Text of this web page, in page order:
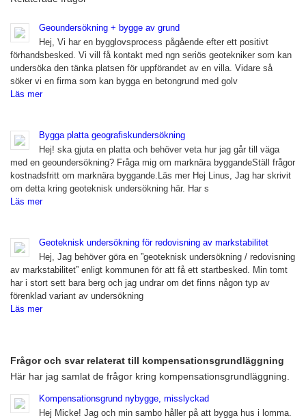
Geoundersökning + bygge av grund
Hej, Vi har en bygglovsprocess pågående efter ett positivt
förhandsbesked. Vi vill få kontakt med ngn seriös geotekniker som kan
undersöka den tänka platsen för uppförandet av en villa. Vidare så
söker vi en firma som kan bygga en betongrund med golv
Läs mer
Bygga platta geografiskundersökning
Hej! ska gjuta en platta och behöver veta hur jag går till väga
med en geoundersökning? Fråga mig om marknära byggandeStäll frågor
kostnadsfritt om marknära byggande.Läs mer Hej Linus, Jag har skrivit
om detta kring geoteknisk undersökning här. Har s
Läs mer
Geoteknisk undersökning för redovisning av markstabilitet
Hej, Jag behöver göra en ”geoteknisk undersökning / redovisning
av markstabilitet” enligt kommunen för att få ett startbesked. Min tomt
har i stort sett bara berg och jag undrar om det finns någon typ av
förenklad variant av undersökning
Läs mer
Frågor och svar relaterat till kompensationsgrundläggning
Här har jag samlat de frågor kring kompensationsgrundläggning.
Kompensationsgrund nybygge, misslyckad
Hej Micke! Jag och min sambo håller på att bygga hus i lomma.